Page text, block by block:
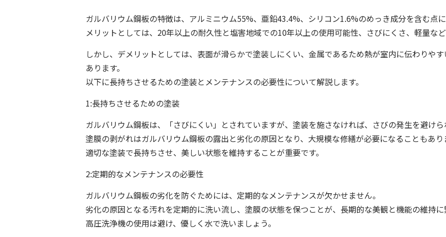
ガルバリウム鋼板の特徴は、アルミニウム55%、亜鉛43.4%、シリコン1.6%のめっき成分を含む点に
メリットとしては、20年以上の耐久性と塩害地域での10年以上の使用可能性、さびにくさ、軽量など
しかし、デメリットとしては、表面が滑らかで塗装しにくい、金属であるため熱が室内に伝わりや
あります。
以下に長持ちさせるための塗装とメンテナンスの必要性について解説します。
1:長持ちさせるための塗装
ガルバリウム鋼板は、「さびにくい」とされていますが、塗装を施さなければ、さびの発生を避けら
塗膜の剥がれはガルバリウム鋼板の露出と劣化の原因となり、大規模な修繕が必要になることもあり
適切な塗装で長持ちさせ、美しい状態を維持することが重要です。
2:定期的なメンテナンスの必要性
ガルバリウム鋼板の劣化を防ぐためには、定期的なメンテナンスが欠かせません。
劣化の原因となる汚れを定期的に洗い流し、塗膜の状態を保つことが、長期的な美観と機能の維持に
高圧洗浄機の使用は避け、優しく水で洗いましょう。